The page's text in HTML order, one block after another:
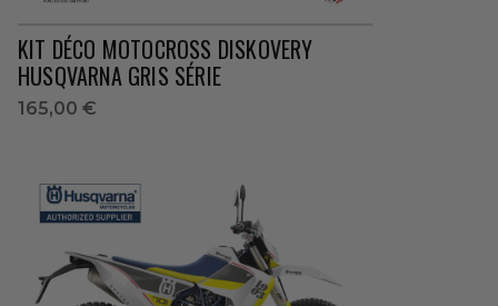
KIT DÉCO MOTOCROSS DISKOVERY
HUSQVARNA GRIS SÉRIE
165,00 €